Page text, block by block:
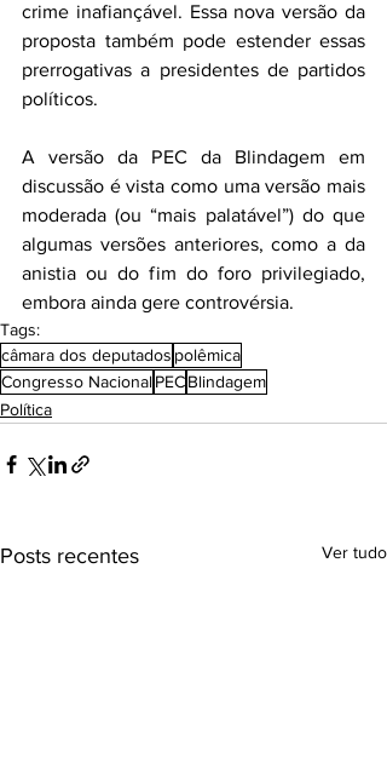
crime inafiançável. Essa nova versão da
proposta também pode estender essas
prerrogativas a presidentes de partidos
políticos.
A versão da PEC da Blindagem em
discussão é vista como uma versão mais
moderada (ou “mais palatável”) do que
algumas versões anteriores, como a da
anistia ou do fim do foro privilegiado,
embora ainda gere controvérsia.
Tags:
câmara dos deputados polêmica
Congresso NacionalPECBlindagem
Política
Posts recentes Ver tudo